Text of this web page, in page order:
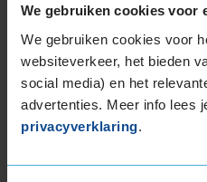
We gebruiken cookies voor
We gebruiken cookies voor
websiteverkeer, het bieden
social media) en het
advertenties. Meer info lees
privacyverklaring.
bandenmaat